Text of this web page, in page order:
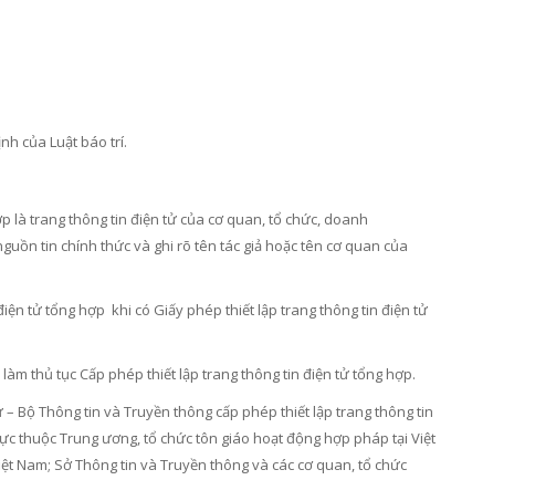
của Luật báo trí.
là trang thông tin điện tử của cơ quan, tổ chức, doanh
tin chính thức và ghi rõ tên tác giả hoặc tên cơ quan của
tử tổng hợp khi có Giấy phép thiết lập trang thông tin điện tử
thủ tục Cấp phép thiết lập trang thông tin điện tử tổng hợp.
Bộ Thông tin và Truyền thông cấp phép thiết lập trang thông tin
thuộc Trung ương, tổ chức tôn giáo hoạt động hợp pháp tại Việt
Nam; Sở Thông tin và Truyền thông và các cơ quan, tổ chức